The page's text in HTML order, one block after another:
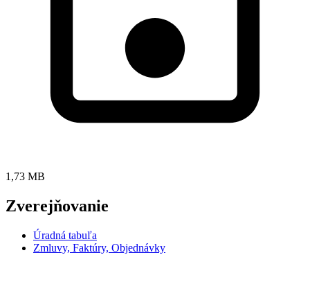
1,73 MB
Zverejňovanie
Úradná tabuľa
Zmluvy, Faktúry, Objednávky